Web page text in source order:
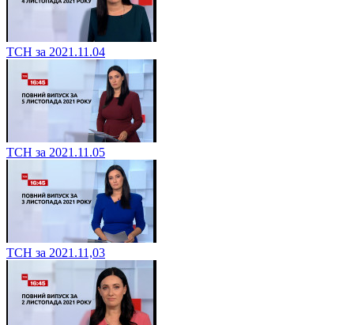
ТСН за 2021.11.04
ТСН за 2021.11.05
ТСН за 2021.11,03